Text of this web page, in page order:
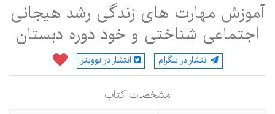
آموزش مهارت های زندگی رشد هیجانی
اجتماعی شناختی و خود دوره دبستان
انتشار در تلگرام انتشار در توویتر
مشخصات كتاب